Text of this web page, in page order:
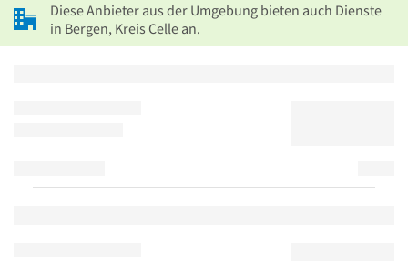
Diese Anbieter aus der Umgebung bieten auch Dienste
in Bergen, Kreis Celle an.